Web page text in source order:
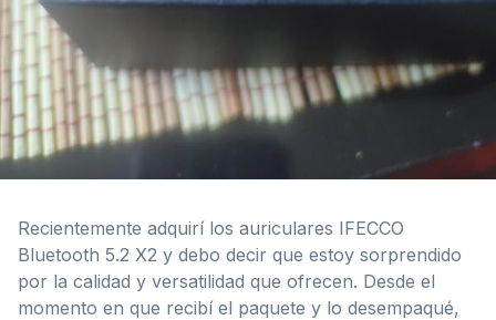
Recientemente adquirí los auriculares IFECCO
Bluetooth 5.2 X2 y debo decir que estoy sorprendido
por la calidad y versatilidad que ofrecen. Desde el
momento en que recibí el paquete y lo desempaqué,